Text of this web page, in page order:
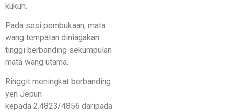
kukuh.
Pada sesi pembukaan, mata
wang tempatan diniagakan
tinggi berbanding sekumpulan
mata wang utama.
Ringgit meningkat berbanding
yen Jepun
kepada 2.4823/4856 daripada